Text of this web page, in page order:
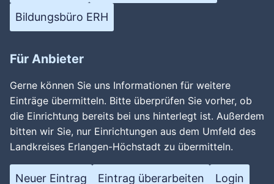
Bildungsbüro ERH
Für Anbieter
Gerne können Sie uns Informationen für weitere
Einträge übermitteln. Bitte überprüfen Sie vorher, ob
die Einrichtung bereits bei uns hinterlegt ist. Außerdem
bitten wir Sie, nur Einrichtungen aus dem Umfeld des
Landkreises Erlangen-Höchstadt zu übermitteln.
Neuer Eintrag Eintrag überarbeiten Login